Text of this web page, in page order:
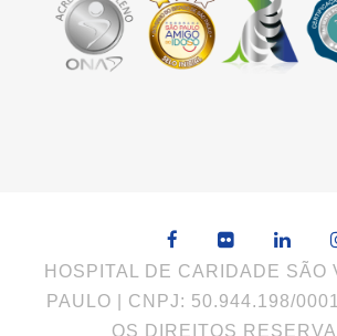
HOSPITAL DE CARIDADE SÃO
PAULO | CNPJ: 50.944.198/
OS DIREITOS